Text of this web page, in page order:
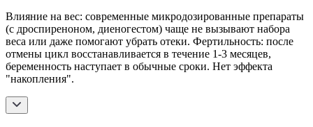
Влияние на вес: современные микродозированные препараты
(с дроспиреноном, диеногестом) чаще не вызывают набора
веса или даже помогают убрать отеки. Фертильность: после
отмены цикл восстанавливается в течение 1-3 месяцев,
беременность наступает в обычные сроки. Нет эффекта
"накопления".